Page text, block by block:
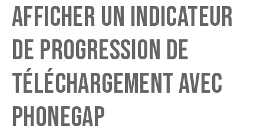
Afficher un indicateur
de progression de
téléchargement avec
PhoneGap